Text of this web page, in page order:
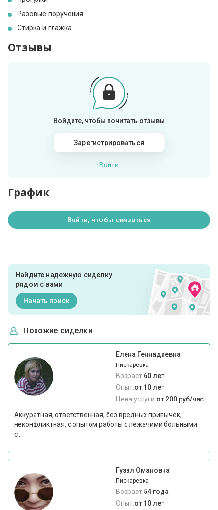
Разовые поручения
Стирка и глажка
Отзывы
Войдите, чтобы почитать отзывы
Зарегистрироваться
Войти
График
Войти, чтобы связаться
Найдите надежную сиделку
рядом с вами
Начать поиск
Похожие сиделки
Елена Геннадиевна
Пискаревка
Возраст:60 лет
Опыт:от 10 лет
Цена услуги:от 200 руб/час
Аккуратная, ответственная, без вредных привычек,
неконфликтная, с опытом работы с лежачими больными
с...
Гузал Омановна
Пискаревка
Возраст:54 года
Опыт:от 10 лет